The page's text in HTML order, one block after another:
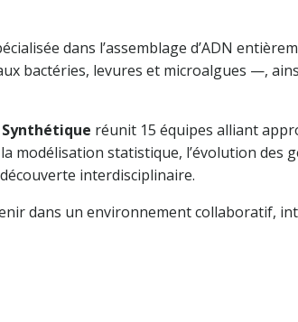
dans l’assemblage d’ADN
bactéries, levures et microalgues —,
réunit 15 équipes alliant
modélisation statistique, l’évolution des
interdisciplinaire.
dans un environnement collaboratif,